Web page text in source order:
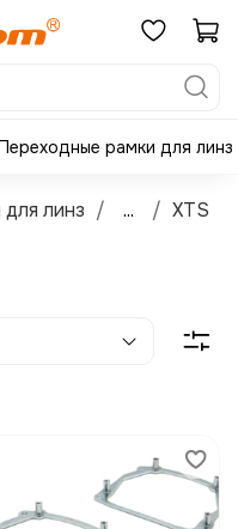
рамки для линз
линз ... XTS